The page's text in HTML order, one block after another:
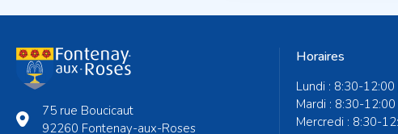
75 rue Boucicaut
92260 Fontenay-aux-Roses
Horaires
Lundi : 8:30-
Mardi : 8:30-
Mercredi : 8:30-